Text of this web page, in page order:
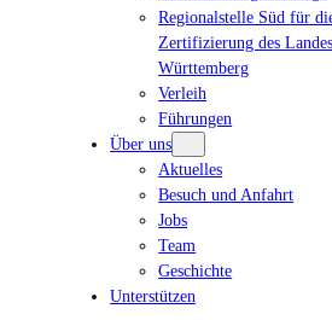
Regionalstelle Süd für
Zertifizierung des
Württemberg
Verleih
Führungen
Über uns
Aktuelles
Besuch und Anfahrt
Jobs
Team
Geschichte
Unterstützen